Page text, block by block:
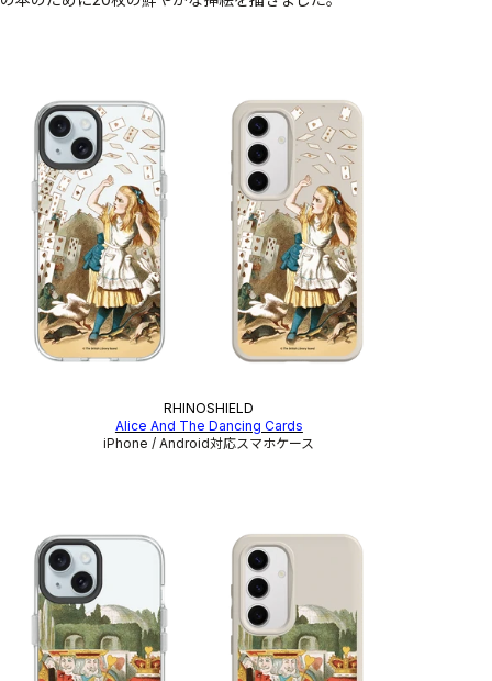
RHINOSHIELD
Alice And The Dancing Cards
iPhone / Android対応スマホケース